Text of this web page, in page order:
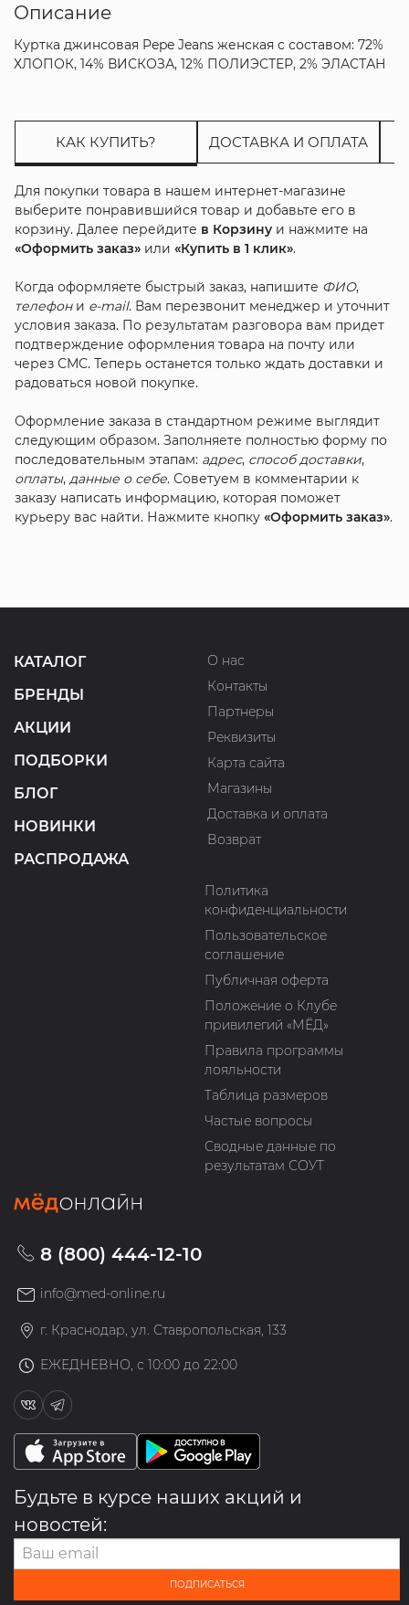
Описание
Куртка джинсовая Pepe Jeans женская с составом: 72%
ХЛОПОК, 14% ВИСКОЗА, 12% ПОЛИЭСТЕР, 2% ЭЛАСТАН
КАК КУПИТЬ? ДОСТАВКА И ОПЛАТА
Для покупки товара в нашем интернет-магазине
выберите понравившийся товар и добавьте его в
корзину. Далее перейдите в Корзинуи нажмите на
«Оформить заказ»или «Купить в 1 клик».
Когда оформляете быстрый заказ, напишите ФИО,
телефони e-mail. Вам перезвонит менеджер и уточнит
условия заказа. По результатам разговора вам придет
подтверждение оформления товара на почту или
через СМС. Теперь останется только ждать доставки и
радоваться новой покупке.
Оформление заказа в стандартном режиме выглядит
следующим образом. Заполняете полностью форму по
последовательным этапам: адрес, способ доставки,
оплаты, данные о себе. Советуем в комментарии к
заказу написать информацию, которая поможет
курьеру вас найти. Нажмите кнопку «Оформить заказ».
КАТАЛОГ
БРЕНДЫ
АКЦИИ
ПОДБОРКИ
БЛОГ
НОВИНКИ
РАСПРОДАЖА
О нас
Контакты
Партнеры
Реквизиты
Карта сайта
Магазины
Доставка и оплата
Возврат
Политика
конфиденциальности
Пользовательское
соглашение
Публичная оферта
Положение о Клубе
привилегий «МЁД»
Правила программы
лояльности
Таблица размеров
Частые вопросы
Сводные данные по
результатам СОУТ
8 (800) 444-12-10
info@med-online.ru
г. Краснодар, ул. Ставропольская, 133
ЕЖЕДНЕВНО, с 10:00 до 22:00
Будьте в курсе наших акций и
новостей:
ПОДПИСАТЬСЯ